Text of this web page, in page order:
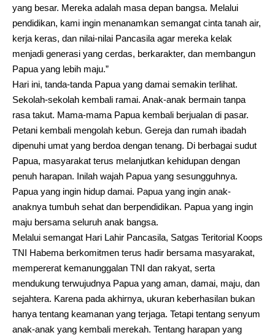
yang besar. Mereka adalah masa depan bangsa. Melalui
pendidikan, kami ingin menanamkan semangat cinta tanah air,
kerja keras, dan nilai-nilai Pancasila agar mereka kelak
menjadi generasi yang cerdas, berkarakter, dan membangun
Papua yang lebih maju.”
Hari ini, tanda-tanda Papua yang damai semakin terlihat.
Sekolah-sekolah kembali ramai. Anak-anak bermain tanpa
rasa takut. Mama-mama Papua kembali berjualan di pasar.
Petani kembali mengolah kebun. Gereja dan rumah ibadah
dipenuhi umat yang berdoa dengan tenang. Di berbagai sudut
Papua, masyarakat terus melanjutkan kehidupan dengan
penuh harapan. Inilah wajah Papua yang sesungguhnya.
Papua yang ingin hidup damai. Papua yang ingin anak-
anaknya tumbuh sehat dan berpendidikan. Papua yang ingin
maju bersama seluruh anak bangsa.
Melalui semangat Hari Lahir Pancasila, Satgas Teritorial Koops
TNI Habema berkomitmen terus hadir bersama masyarakat,
mempererat kemanunggalan TNI dan rakyat, serta
mendukung terwujudnya Papua yang aman, damai, maju, dan
sejahtera. Karena pada akhirnya, ukuran keberhasilan bukan
hanya tentang keamanan yang terjaga. Tetapi tentang senyum
anak-anak yang kembali merekah. Tentang harapan yang